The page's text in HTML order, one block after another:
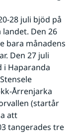
28 juli bjöd på
Den 26
bara månadens
Den 27 juli
i Haparanda
Årrenjarka
(startår
att
tangerades tre